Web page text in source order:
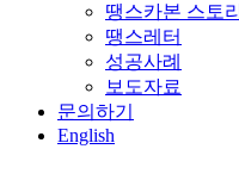
땡스카본 스토리
땡스레터
성공사례
보도자료
문의하기
English